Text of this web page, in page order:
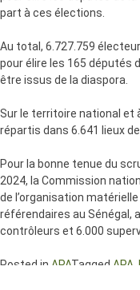
part à ces élections.
Au total, 6.727.759
pour élire les 165 députés
être issus de la diaspora.
Sur le territoire national et
répartis dans 6.641 lieux
Pour la bonne tenue du
2024, la Commission
de l’organisation
référendaires au Sénégal,
contrôleurs et 6.000
Posted in APATagged APA